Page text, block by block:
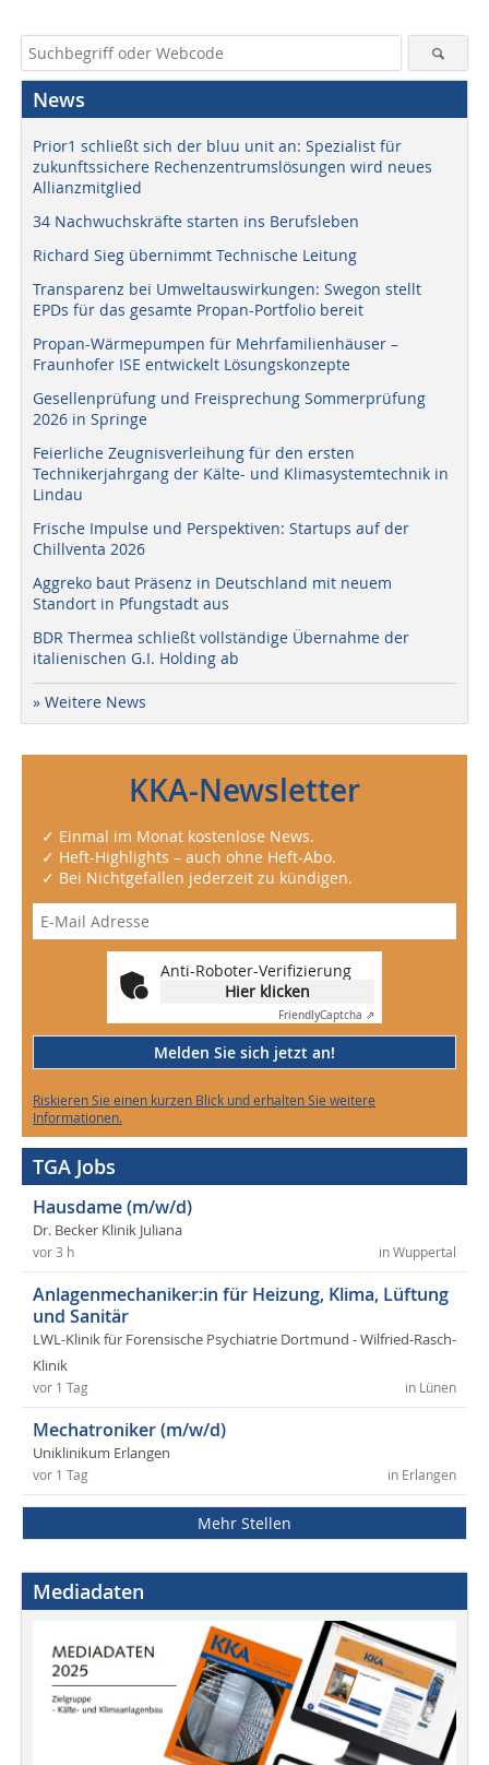
News
Prior1 schließt sich der bluu unit an: Spezialist für
zukunftssichere Rechenzentrumslösungen wird neues
Allianzmitglied
34 Nachwuchskräfte starten ins Berufsleben
Richard Sieg übernimmt Technische Leitung
Transparenz bei Umweltauswirkungen: Swegon stellt
EPDs für das gesamte Propan-Portfolio bereit
Propan-Wärmepumpen für Mehrfamilienhäuser –
Fraunhofer ISE entwickelt Lösungskonzepte
Gesellenprüfung und Freisprechung Sommerprüfung
2026 in Springe
Feierliche Zeugnisverleihung für den ersten
Technikerjahrgang der Kälte- und Klimasystemtechnik in
Lindau
Frische Impulse und Perspektiven: Startups auf der
Chillventa 2026
Aggreko baut Präsenz in Deutschland mit neuem
Standort in Pfungstadt aus
BDR Thermea schließt vollständige Übernahme der
italienischen G.I. Holding ab
» Weitere News
KKA-Newsletter
✓ Einmal im Monat kostenlose News.
✓ Heft-Highlights – auch ohne Heft-Abo.
✓ Bei Nichtgefallen jederzeit zu kündigen.
Anti-Roboter-Verifizierung
Hier klicken
FriendlyCaptcha ⇗
Melden Sie sich jetzt an!
Riskieren Sie einen kurzen Blick und erhalten Sie weitere
Informationen.
TGA Jobs
Hausdame (m/w/d)
Dr. Becker Klinik Juliana
in Wuppertal
vor 3 h
Anlagenmechaniker:in für Heizung, Klima, Lüftung
und Sanitär
LWL-Klinik für Forensische Psychiatrie Dortmund - Wilfried-Rasch-
Klinik
in Lünen
vor 1 Tag
Mechatroniker (m/w/d)
Uniklinikum Erlangen
in Erlangen
vor 1 Tag
Mehr Stellen
Mediadaten